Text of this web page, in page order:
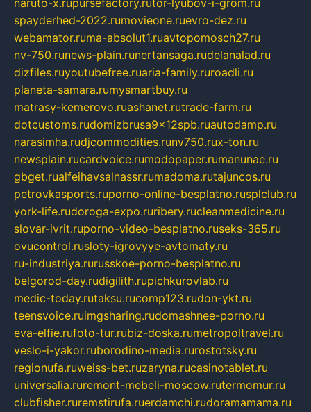
naruto-x.rupursefactory.rutor-lyubov-i-grom.ru
spayderhed-2022.rumovieone.ruevro-dez.ru
webamator.ruma-absolut1.ruavtopomosch27.ru
nv-750.runews-plain.runertansaga.rudelanalad.ru
dizfiles.ruyoutubefree.ruaria-family.ruroadli.ru
planeta-samara.rumysmartbuy.ru
matrasy-kemerovo.ruashanet.rutrade-farm.ru
dotcustoms.rudomizbrusa9x12spb.ruautodamp.ru
narasimha.rudjcommodities.runv750.rux-ton.ru
newsplain.rucardvoice.rumodopaper.rumanunae.ru
gbget.rualfeihavsalnassr.rumadoma.rutajuncos.ru
petrovkasports.ruporno-online-besplatno.rusplclub.ru
york-life.rudoroga-expo.ruribery.rucleanmedicine.ru
slovar-ivrit.ruporno-video-besplatno.ruseks-365.ru
ovucontrol.rusloty-igrovyye-avtomaty.ru
ru-industriya.rurusskoe-porno-besplatno.ru
belgorod-day.rudigilith.rupichkurovlab.ru
medic-today.rutaksu.rucomp123.rudon-ykt.ru
teensvoice.ruimgsharing.rudomashnee-porno.ru
eva-elfie.rufoto-tur.rubiz-doska.rumetropoltravel.ru
veslo-i-yakor.ruborodino-media.rurostotsky.ru
regionufa.ruweiss-bet.ruzaryna.rucasinotablet.ru
universalia.ruremont-mebeli-moscow.rutermomur.ru
clubfisher.ruremstirufa.ruerdamchi.rudoramamama.ru